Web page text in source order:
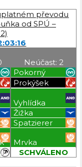
převodu
od SPÚ –
Neúčast: 2
Pokorný
Prokýšek
Vyhlídka
Žižka
Spatzierer
Mrvka
SCHVÁLENO